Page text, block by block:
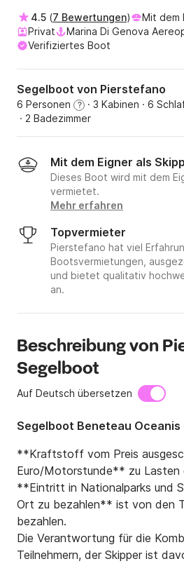
4.5 (7 Bewertungen)
Mit dem
Privat
Marina Di Genova
Verifiziertes Boot
Segelboot von Pierstefano
6 Personen ? · 3 Kabinen · 6
· 2 Badezimmer
Mit dem Eigner als
Dieses Boot wird mit dem
vermietet.
Mehr erfahren
Topvermieter
Pierstefano hat viel
Bootsvermietungen,
und bietet qualitativ
an.
Beschreibung von
Segelboot
Auf Deutsch übersetzen
Segelboot Beneteau Oceanis
**Kraftstoff vom Preis
Euro/Motorstunde** zu Lasten
**Eintritt in Nationalparks und
Ort zu bezahlen** ist von den
bezahlen.
Die Verantwortung für die
Teilnehmern, der Skipper ist